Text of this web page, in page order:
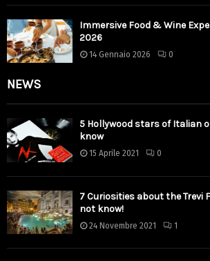
Immersive Food & Wine
2026
14 Gennaio 2026 0
NEWS
5 Hollywood stars of Italian
know
15 Aprile 2021 0
7 Curiosities about the Trevi
not know!
24 Novembre 2021 1